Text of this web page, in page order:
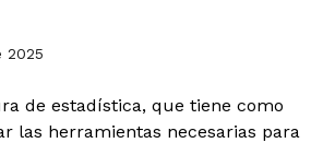
2025
de estadística, que tiene como
las herramientas necesarias para